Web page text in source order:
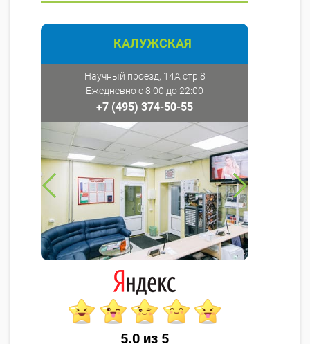
КАЛУЖСКАЯ
Научный проезд, 14А стр.8
Ежедневно с 8:00 до 22:00
+7 (495) 374-50-55
5.0 из 5